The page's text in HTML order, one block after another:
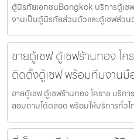
ตู้นิรภัยเอกชนBangkok บริการตู้เซ
งานเป็นตู้นิรภัยส่วนตัวและตู้เซฟส่ว
ขายตู้เซฟ ตู้เซฟร้านทอง โ
ติดตั้งตู้เซฟ พร้อมทีมงานมื
ขายตู้เซฟ ตู้เซฟร้านทอง โคราช บริ
สอบถามได้ตลอด พร้อมให้บริการทั่วไ